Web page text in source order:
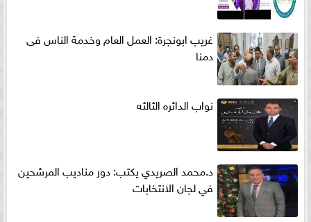
غريب ابونجرة: العمل العام وخدمة الناس فى
دمنا
نواب الدائره الثالثه
د.محمد الصريدي يكتب: دور مناديب المرشحين
في لجان الانتخابات